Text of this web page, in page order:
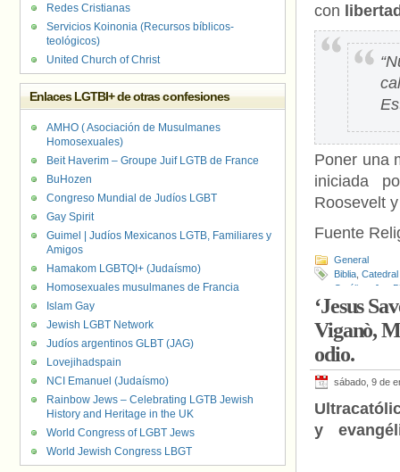
con
Poner una
iniciada
Roosevelt
Fuente
General
Biblia
Católica
Joe
Bannon ,
‘Jesus
Viganò,
odio.
sábado, 9 de
y
Redes Cristianas
Servicios Koinonia (Recursos bíblicos-
teológicos)
United Church of Christ
Enlaces LGTBI+ de otras confesiones
AMHO ( Asociación de Musulmanes
Homosexuales)
Beit Haverim – Groupe Juif LGTB de France
BuHozen
Congreso Mundial de Judíos LGBT
Gay Spirit
Guimel | Judíos Mexicanos LGTB, Familiares y
Amigos
Hamakom LGBTQI+ (Judaísmo)
Homosexuales musulmanes de Francia
Islam Gay
Jewish LGBT Network
Judíos argentinos GLBT (JAG)
Lovejihadspain
NCI Emanuel (Judaísmo)
Rainbow Jews – Celebrating LGTB Jewish
History and Heritage in the UK
World Congress of LGBT Jews
World Jewish Congress LBGT